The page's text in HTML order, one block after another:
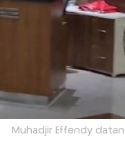
Muhadjir Effendy